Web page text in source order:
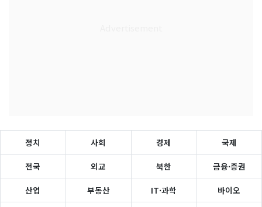
정치 사회 경제 국제
전국 외교 북한 금융·증권
산업 부동산 IT·과학 바이오